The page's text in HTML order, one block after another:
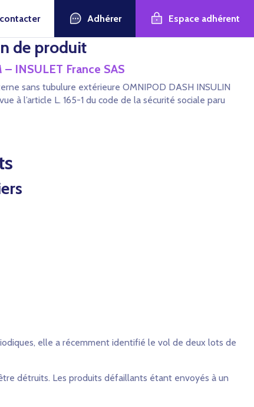
Adhérer Espace adhérent
de produit
INSULET France SAS
sans tubulure extérieure OMNIPOD DASH INSULIN
à l’article L. 165-1 du code de la sécurité sociale paru
elle a récemment identifié le vol de deux lots de
détruits. Les produits défaillants étant envoyés à un